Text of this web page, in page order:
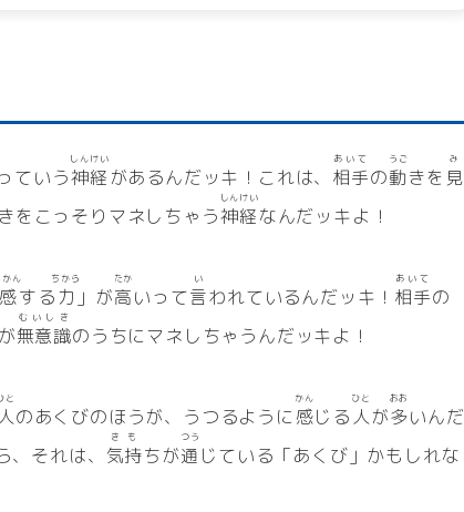
ていう神経
しんけい
があるんだッキ！これは、 相手
あいて
の動
うご
きを 見
み
きをこっそりマネしちゃう神経
しんけい
なんだッキよ！
かん
する力
ちから
」が高
たか
いって言
い
われているんだッキ！ 相手
あいて
の
が無意識
むいしき
のうちにマネしちゃうんだッキよ！
人
と
のあくびのほうが、うつるように 感
かん
じる 人
ひと
が多
おお
いんだ
それは、 気持
きも
ちが通
つう
じている「あくび」かもしれな